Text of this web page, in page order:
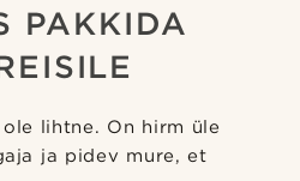
PAKKIDA
lihtne. On hirm üle
ja pidev mure, et